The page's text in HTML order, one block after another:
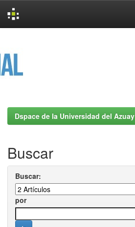
Dspace de la Universidad del Azuay
Buscar
Buscar:
por